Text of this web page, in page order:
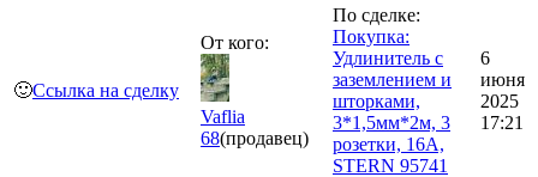
🙂Ссылка на сделку
От кого:
Vaflia
68(продавец)
По сделке:
Покупка:
Удлинитель с
заземлением и
шторками,
3*1,5мм*2м, 3
розетки, 16A,
STERN 95741
6
июня
2025
17:21